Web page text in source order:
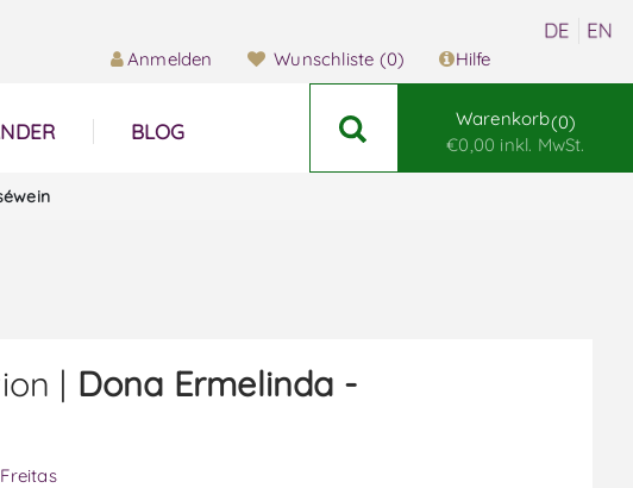
Anmelden Wunschliste (0) Hilfe
BLOG
Warenkorb 0
€0,00 inkl. MwSt.
| Dona Ermelinda -